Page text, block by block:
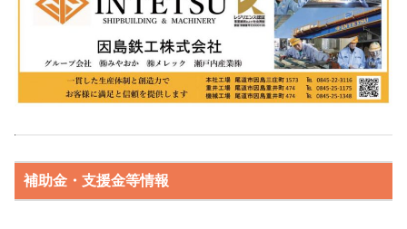
補助金・支援金等情報